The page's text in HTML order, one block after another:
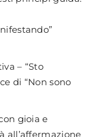
– “Sto
di “Non sono
gioia e
all’affermazione